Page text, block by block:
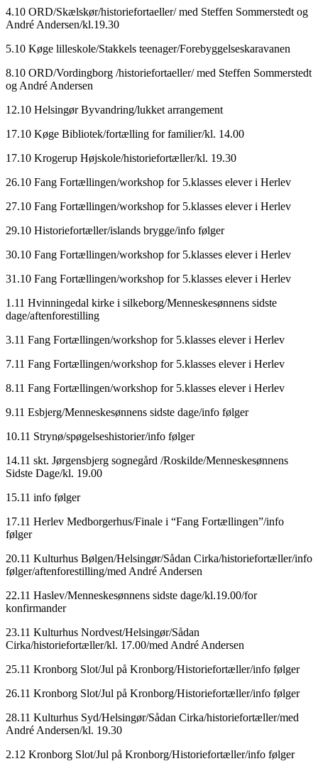
4.10 ORD/Skælskør/historiefortaeller/ med Steffen Sommerstedt og
André Andersen/kl.19.30
5.10 Køge lilleskole/Stakkels teenager/Forebyggelseskaravanen
8.10 ORD/Vordingborg /historiefortaeller/ med Steffen Sommerstedt
og André Andersen
12.10 Helsingør Byvandring/lukket arrangement
17.10 Køge Bibliotek/fortælling for familier/kl. 14.00
17.10 Krogerup Højskole/historiefortæller/kl. 19.30
26.10 Fang Fortællingen/workshop for 5.klasses elever i Herlev
27.10 Fang Fortællingen/workshop for 5.klasses elever i Herlev
29.10 Historiefortæller/islands brygge/info følger
30.10 Fang Fortællingen/workshop for 5.klasses elever i Herlev
31.10 Fang Fortællingen/workshop for 5.klasses elever i Herlev
1.11 Hvinningedal kirke i silkeborg/Menneskesønnens sidste
dage/aftenforestilling
3.11 Fang Fortællingen/workshop for 5.klasses elever i Herlev
7.11 Fang Fortællingen/workshop for 5.klasses elever i Herlev
8.11 Fang Fortællingen/workshop for 5.klasses elever i Herlev
9.11 Esbjerg/Menneskesønnens sidste dage/info følger
10.11 Strynø/spøgelseshistorier/info følger
14.11 skt. Jørgensbjerg sognegård /Roskilde/Menneskesønnens
Sidste Dage/kl. 19.00
15.11 info følger
17.11 Herlev Medborgerhus/Finale i “Fang Fortællingen”/info
følger
20.11 Kulturhus Bølgen/Helsingør/Sådan Cirka/historiefortæller/info
følger/aftenforestilling/med André Andersen
22.11 Haslev/Menneskesønnens sidste dage/kl.19.00/for
konfirmander
23.11 Kulturhus Nordvest/Helsingør/Sådan
Cirka/historiefortæller/kl. 17.00/med André Andersen
25.11 Kronborg Slot/Jul på Kronborg/Historiefortæller/info følger
26.11 Kronborg Slot/Jul på Kronborg/Historiefortæller/info følger
28.11 Kulturhus Syd/Helsingør/Sådan Cirka/historiefortæller/med
André Andersen/kl. 19.30
2.12 Kronborg Slot/Jul på Kronborg/Historiefortæller/info følger